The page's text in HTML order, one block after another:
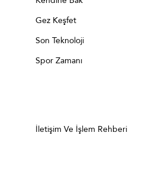
Gez Keşfet
Son Teknoloji
Spor Zamanı
İletişim Ve İşlem Rehberi